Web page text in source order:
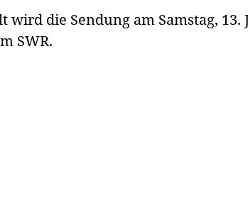
wird die Sendung am Samstag, 13.
SWR.